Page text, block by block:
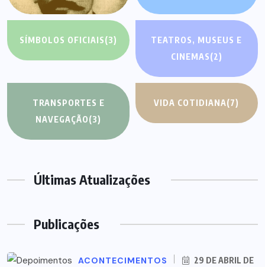
SÍMBOLOS OFICIAIS(3)
TEATROS, MUSEUS E
CINEMAS(2)
TRANSPORTES E
NAVEGAÇÃO(3)
VIDA COTIDIANA(7)
Últimas Atualizações
Publicações
ACONTECIMENTOS
29 DE ABRIL DE